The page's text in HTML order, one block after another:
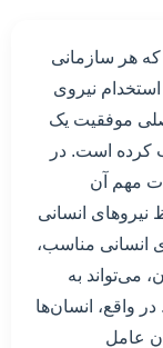
که هر سازمانی
نیروی
موفقیت یک
کرده است. در
مهم آن
انسانی
انسانی مناسب،
می‌تواند به
واقع، انسان‌ها
عامل